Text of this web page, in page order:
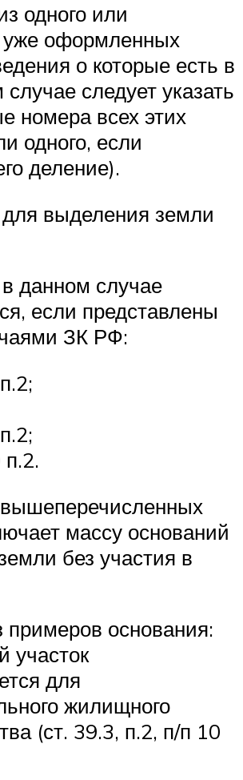
одного или
уже оформленных
о которые есть в
следует указать
номера всех этих
одного, если
деление).
выделения земли
данном случае
если представлены
ЗК РФ:
п.2.
массу оснований
без участия в
примеров основания:
участок
для
жилищного
(ст. 39.3, п.2, п/п 10